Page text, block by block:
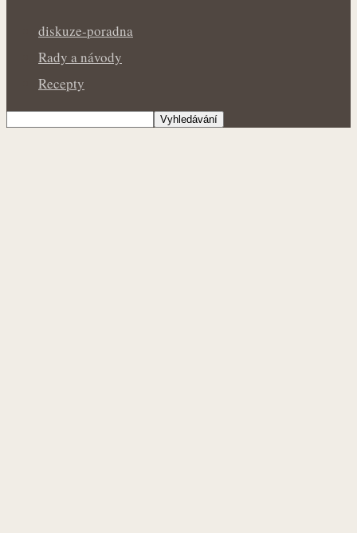
diskuze-poradna
Rady a návody
Recepty